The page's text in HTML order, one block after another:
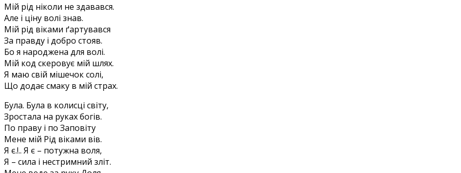
Мій рід ніколи не здавався.
Але і ціну волі знав.
Мій рід віками ґартувався
За правду і добро стояв.
Бо я народжена для волі.
Мій код скеровує мій шлях.
Я маю свій мішечок солі,
Що додає смаку в мій страх.
Була. Була в колисці світу,
Зростала на руках богів.
По праву і по Заповіту
Мене мій Рід віками вів.
Я є.!.. Я є – потужна воля,
Я – сила і нестримний зліт.